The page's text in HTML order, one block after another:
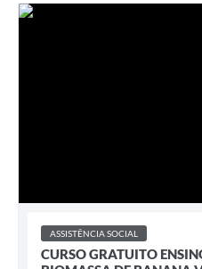
ASSISTÊNCIA SOCIAL
CURSO GRATUITO